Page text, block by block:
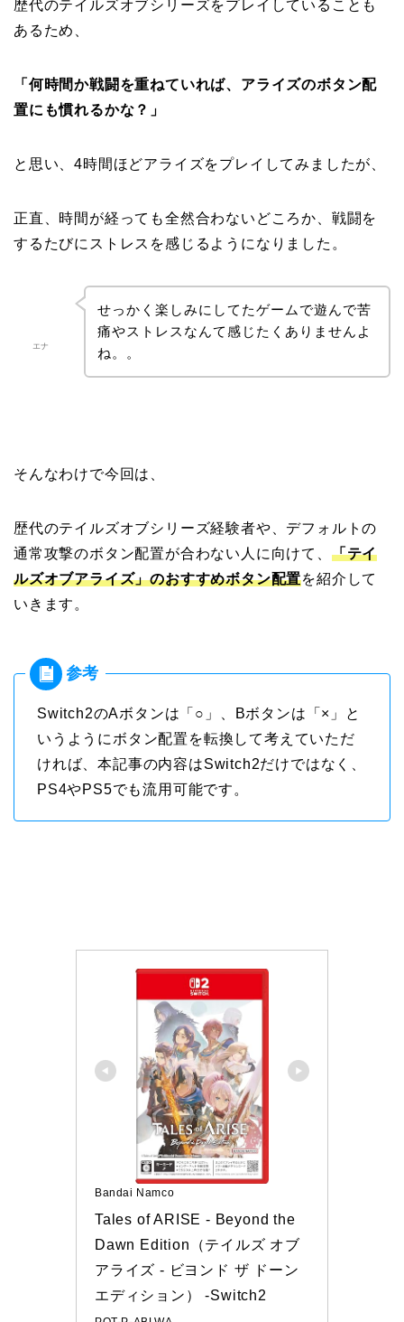
歴代のテイルズオブシリーズをプレイしていることも
あるため、
「何時間か戦闘を重ねていれば、アライズのボタン配
置にも慣れるかな？」
と思い、4時間ほどアライズをプレイしてみましたが、
正直、時間が経っても全然合わないどころか、戦闘を
するたびにストレスを感じるようになりました。
エナ
せっかく楽しみにしてたゲームで遊んで苦
痛やストレスなんて感じたくありませんよ
ね。。
そんなわけで今回は、
歴代のテイルズオブシリーズ経験者や、デフォルトの
通常攻撃のボタン配置が合わない人に向けて、 「テイ
ルズオブアライズ」のおすすめボタン配置を紹介して
いきます。
Switch2のAボタンは「○」、Bボタンは「×」と
いうようにボタン配置を転換して考えていただ
ければ、本記事の内容はSwitch2だけではなく、
PS4やPS5でも流用可能です。
Bandai Namco
Tales of ARISE - Beyond the
Dawn Edition（テイルズ オブ
アライズ - ビヨンド ザ ドーン
エディション） -Switch2